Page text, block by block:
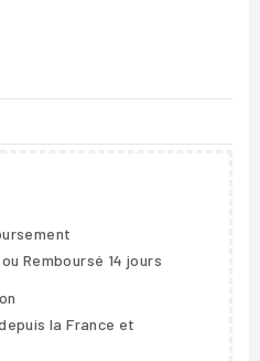
Remboursé 14 jours
la France et